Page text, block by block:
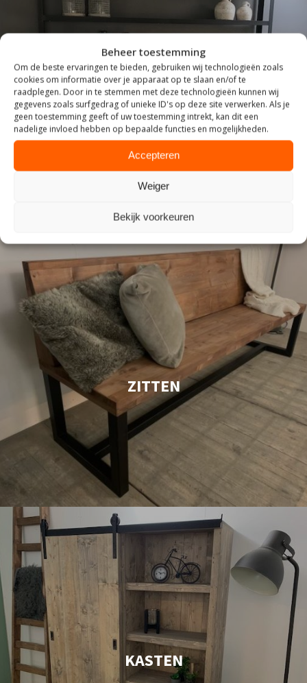
Beheer toestemming
Om de beste ervaringen te bieden, gebruiken wij technologieën zoals
cookies om informatie over je apparaat op te slaan en/of te
raadplegen. Door in te stemmen met deze technologieën kunnen wij
gegevens zoals surfgedrag of unieke ID's op deze site verwerken. Als je
geen toestemming geeft of uw toestemming intrekt, kan dit een
nadelige invloed hebben op bepaalde functies en mogelijkheden.
Accepteren
Weiger
Bekijk voorkeuren
INDUSTRIEEL
ZITTEN
KASTEN